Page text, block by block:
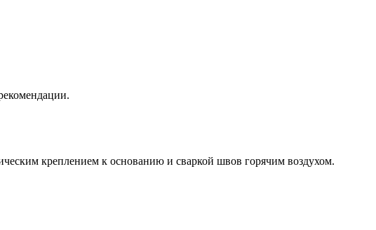
креплением к основанию и сваркой швов горячим воздухом.